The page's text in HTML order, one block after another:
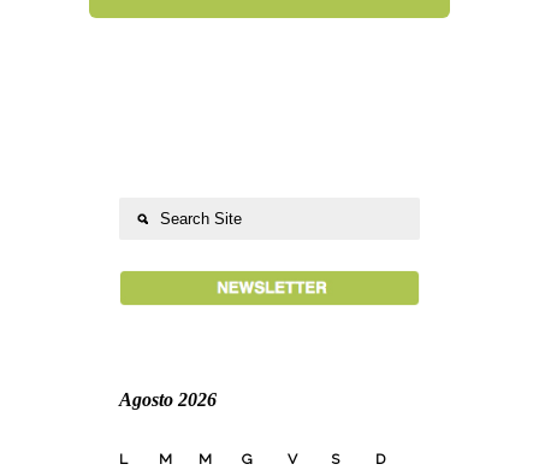
Agosto 2026
L M M G V S D